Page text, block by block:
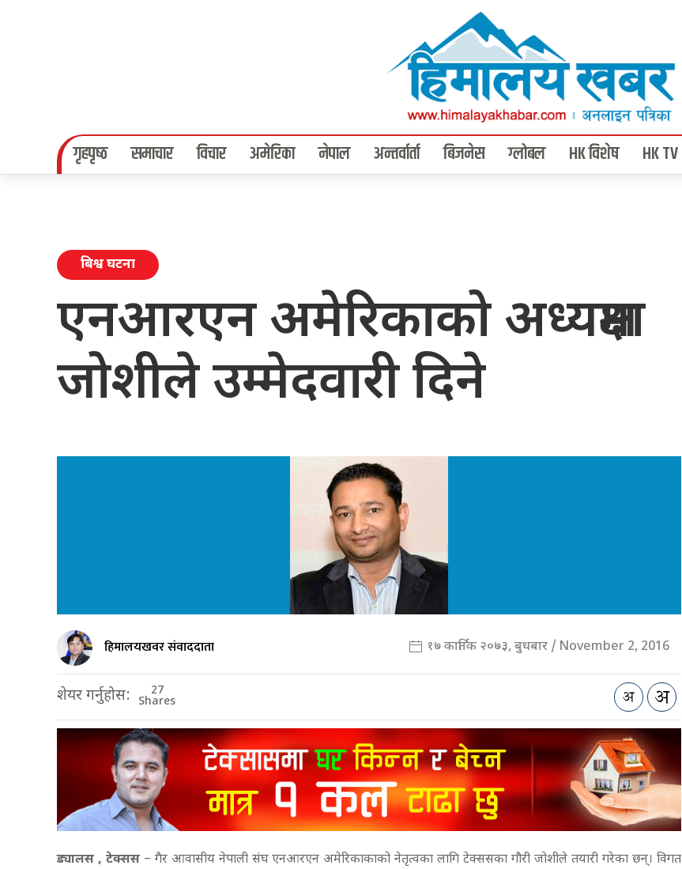
गृहपृष्‍ठ समाचार विचार अमेरिका नेपाल अन्तर्वार्ता बिजनेस ग्लोबल HK विशेष HK TV
बिश्व घटना
एनआरएन अमेरिकाको अध्यक्षमा
जोशीले उम्मेदवारी दिने
हिमालयखवर संवाददाता १७ कार्तिक २०७३, बुधबार / November 2, 2016
शेयर गर्नुहोस: 27
Shares
ड्यालस , टेक्सस – गैर आवासीय नेपाली संघ एनआरएन अमेरिकाकाको नेतृत्वका लागि टेक्ससका गौरी जोशीले तयारी गरेका छन्। विगत